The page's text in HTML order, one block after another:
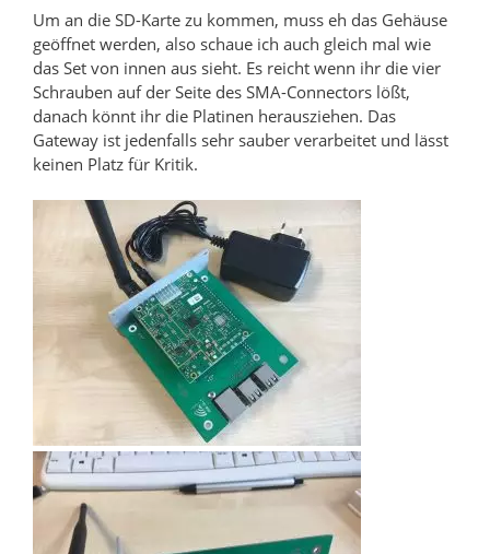
Um an die SD-Karte zu kommen, muss eh das Gehäuse
geöffnet werden, also schaue ich auch gleich mal wie
das Set von innen aus sieht. Es reicht wenn ihr die vier
Schrauben auf der Seite des SMA-Connectors lößt,
danach könnt ihr die Platinen herausziehen. Das
Gateway ist jedenfalls sehr sauber verarbeitet und lässt
keinen Platz für Kritik.